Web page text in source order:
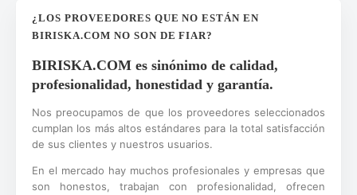
¿LOS PROVEEDORES QUE NO ESTÁN EN
BIRISKA.COM NO SON DE FIAR?
BIRISKA.COM es sinónimo de calidad,
profesionalidad, honestidad y garantía.
Nos preocupamos de que los proveedores seleccionados
cumplan los más altos estándares para la total satisfacción
de sus clientes y nuestros usuarios.
En el mercado hay muchos profesionales y empresas que
son honestos, trabajan con profesionalidad, ofrecen